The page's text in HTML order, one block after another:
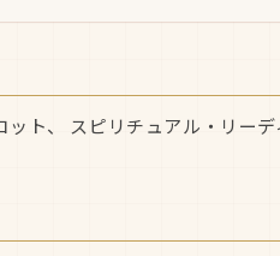
ット、 スピリチュアル・リー